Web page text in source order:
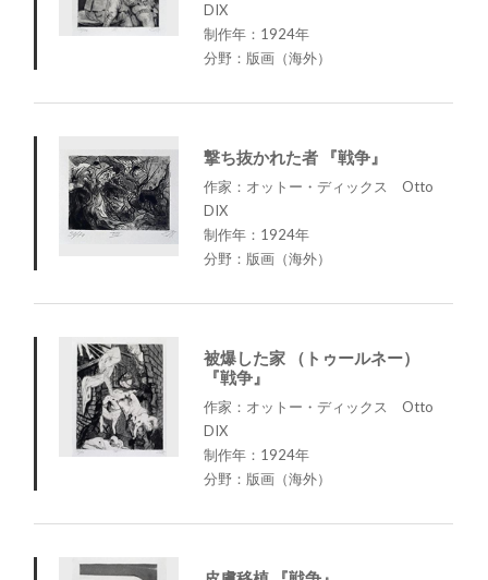
DIX
制作年：1924年
分野：版画（海外）
撃ち抜かれた者 『戦争』
作家：オットー・ディックス Otto
DIX
制作年：1924年
分野：版画（海外）
被爆した家 （トゥールネー）
『戦争』
作家：オットー・ディックス Otto
DIX
制作年：1924年
分野：版画（海外）